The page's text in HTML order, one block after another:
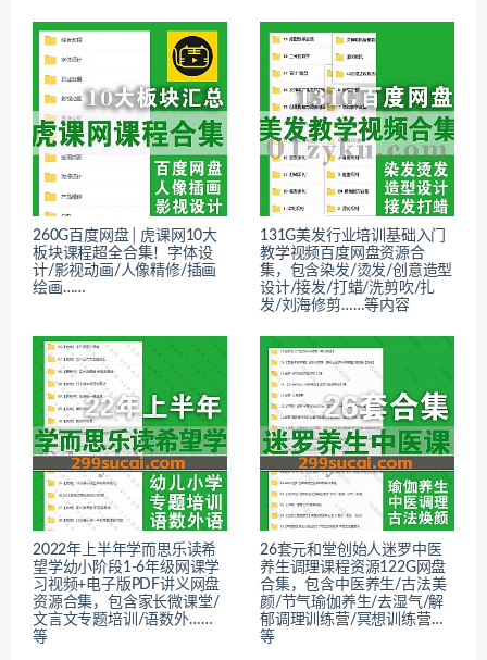
260G百度网盘│虎课网10大
板块课程超全合集！字体设
计/影视动画/人像精修/插画
绘画……
131G美发行业培训基础入门
教学视频百度网盘资源合
集，包含染发/烫发/创意造型
设计/接发/打蜡/洗剪吹/扎
发/刘海修剪……等内容
2022年上半年学而思乐读希
望学幼小阶段1-6年级网课学
习视频+电子版PDF讲义网盘
资源合集，包含家长微课堂/
文言文专题培训/语数外……
等
26套元和堂创始人迷罗中医
养生调理课程资源122G网盘
合集，包含中医养生/古法美
颜/节气瑜伽养生/去湿气/解
郁调理训练营/冥想训练营…
等